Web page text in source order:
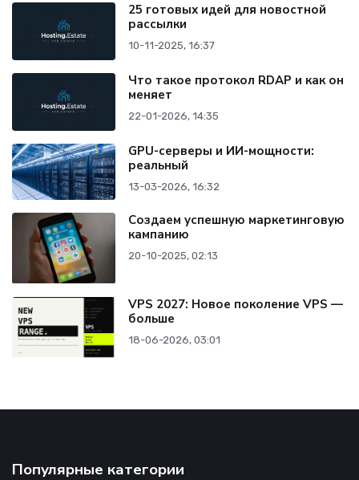
25 готовых идей для новостной
рассылки
10-11-2025, 16:37
Что такое протокол RDAP и как он
меняет
22-01-2026, 14:35
GPU-серверы и ИИ-мощности:
реальный
13-03-2026, 16:32
Создаем успешную маркетинговую
кампанию
20-10-2025, 02:13
VPS 2027: Новое поколение VPS —
больше
18-06-2026, 03:01
Популярные категории